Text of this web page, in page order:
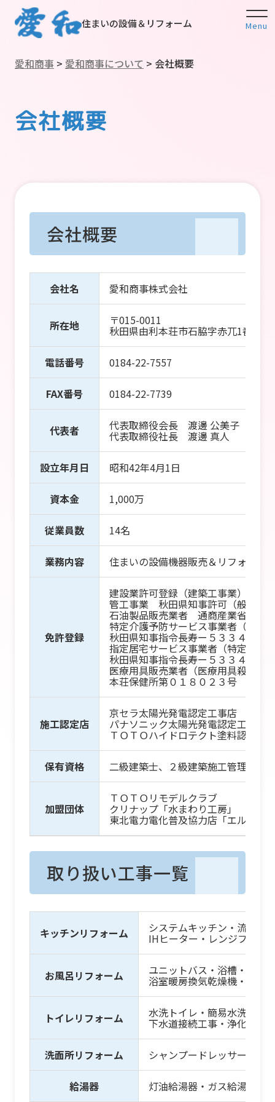
住まいの設備＆リフォーム Menu
愛和商事 > 愛和商事について > 会社概要
会社概要
会社概要
会社名 愛和商事株式会社
所在地 〒015-0011
秋田県由利本荘市石脇字赤兀1番地
電話番号 0184-22-7557
FAX番号 0184-22-7739
代表者 代表取締役会長 渡邊 公美子
代表取締役社長 渡邊 真人
設立年月日 昭和42年4月1日
資本金 1,000万
従業員数 14名
業務内容 住まいの設備機器販売＆リフォーム
免許登録
建設業許可登録（建築工事業） 秋
管工事業 秋田県知事許可（般３）
石油製品販売業者 通商産業省 ２
特定介護予防サービス事業者（特定
秋田県知事指令長寿ー５３３４－１
指定居宅サービス事業者（特定福祉
秋田県知事指令長寿ー５３３４－７
医療用具販売業者（医療用具殺菌水
本荘保健所第０１８０２３号
施工認定店
京セラ太陽光発電認定工事店
パナソニック太陽光発電認定工事店
ＴＯＴＯハイドロテクト塗料認定工
保有資格 二級建築士、２級建築施工管理技士
加盟団体
ＴＯＴＯリモデルクラブ
クリナップ「水まわり工房」
東北電力電化普及協力店「エルパル
取り扱い工事一覧
キッチンリフォーム システムキッチン・流し台
IHヒーター・レンジフード
お風呂リフォーム ユニットバス・浴槽・浴槽
浴室暖房換気乾燥機・シャ
トイレリフォーム 水洗トイレ・簡易水洗トイ
下水道接続工事・浄化槽工
洗面所リフォーム シャンプードレッサー・洗
給湯器 灯油給湯器・ガス給湯器・